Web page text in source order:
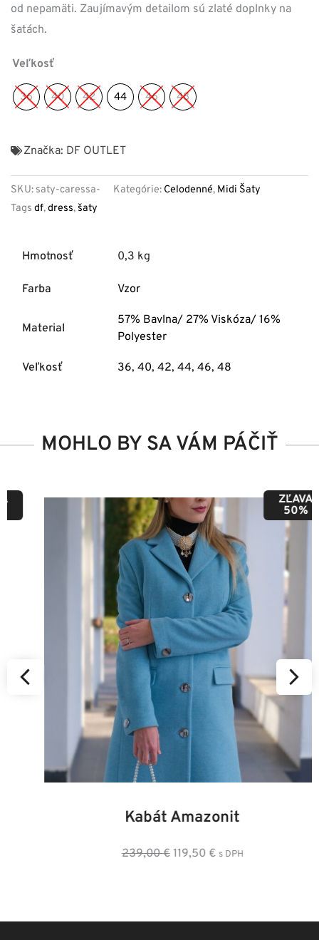
od nepamäti. Zaujímavým detailom sú zlaté doplnky na
šatách.
Veľkosť
36 40 42 44 46 48
Značka: DF OUTLET
SKU: saty-caressa- Kategórie: Celodenné, Midi Šaty
Tags df,dress,šaty
Hmotnosť 0,3 kg
Farba Vzor
Material
57% Bavlna/ 27% Viskóza/ 16%
Polyester
Veľkosť 36, 40, 42, 44, 46, 48
MOHLO BY SA VÁM PÁČIŤ
ZĽAVA
50%
Kabát Amazonit
239,00€Pôvodná
119,50€Aktuálna
s DPH